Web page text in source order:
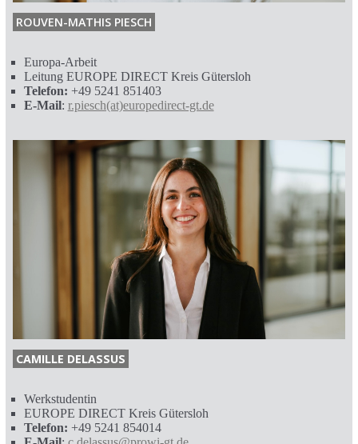
ROUVEN-MATHIS PIESCH
Europa-Arbeit
Leitung EUROPE DIRECT Kreis Gütersloh
Telefon: +49 5241 851403
E-Mail: r.piesch(at)europedirect-gt.de
CAMILLE DELASSUS
Werkstudentin
EUROPE DIRECT Kreis Gütersloh
Telefon: +49 5241 854014